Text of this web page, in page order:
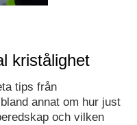
kristålighet
tips från
annat om hur just
och vilken